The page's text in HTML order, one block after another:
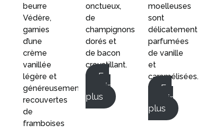
beurre
Védère,
garnies
d’une
crème
vanillée
légère et
généreusement
recouvertes
de
framboises
onctueux,
de
champignons
dorés et
de bacon
croustillant.
En
savoir
plus
moelleuses
sont
délicatement
parfumées
de vanille
et
caramélisées.
En
savoir
plus